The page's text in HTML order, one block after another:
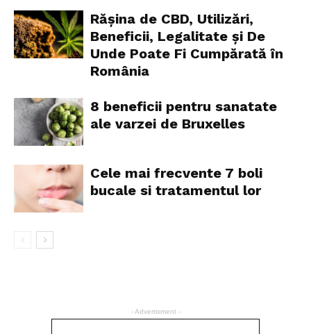
Rășina de CBD, Utilizări,
Beneficii, Legalitate și De
Unde Poate Fi Cumpărată în
România
8 beneficii pentru sanatate
ale varzei de Bruxelles
Cele mai frecvente 7 boli
bucale si tratamentul lor
- Advertisment -